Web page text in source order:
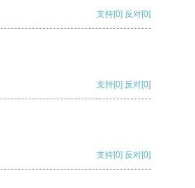
支持[0] 反对[0]
支持[0] 反对[0]
支持[0] 反对[0]